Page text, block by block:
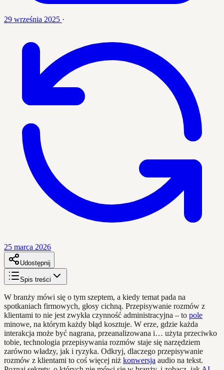
29 września 2025 ·
25 marca 2026
Udostępnij
Spis treści
W branży mówi się o tym szeptem, a kiedy temat pada na
spotkaniach firmowych, głosy cichną. Przepisywanie rozmów z
klientami to nie jest zwykła czynność administracyjna – to pole
minowe, na którym każdy błąd kosztuje. W erze, gdzie każda
interakcja może być nagrana, przeanalizowana i… użyta przeciwko
tobie, technologia przepisywania rozmów staje się narzędziem
zarówno władzy, jak i ryzyka. Odkryj, dlaczego przepisywanie
rozmów z klientami to coś więcej niż konwersja audio na tekst.